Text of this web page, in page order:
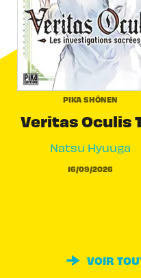
PIKA SHÔNEN
Veritas Oculis
Natsu Hyuuga
16/09/2026
VOIR